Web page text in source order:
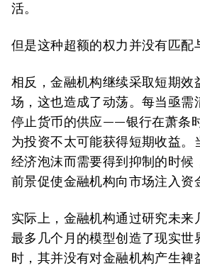
活。
但是这种超额的权力并没有匹配
相反，金融机构继续采取短期效
场，这也造成了动荡。每当亟需
停止货币的供应——银行在萧条
为投资不太可能获得短期收益。
经济泡沫而需要得到抑制的时候
前景促使金融机构向市场注入资
实际上，金融机构通过研究未来
最多几个月的模型创造了现实世
时，其并没有对金融机构产生裨